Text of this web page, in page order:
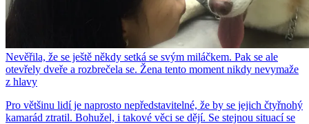
Nevěřila, že se ještě někdy setká se svým miláčkem. Pak se ale
otevřely dveře a rozbrečela se. Žena tento moment nikdy nevymaže
z hlavy
Pro většinu lidí je naprosto nepředstavitelné, že by se jejich čtyřnohý
kamarád ztratil. Bohužel, i takové věci se dějí. Se stejnou situací se